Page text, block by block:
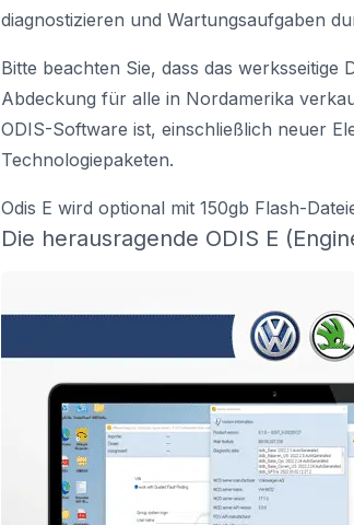
diagnostizieren und Wartungsaufgaben
Bitte beachten Sie, dass das werksseitige
Abdeckung für alle in Nordamerika
ODIS-Software ist, einschließlich neuer
Technologiepaketen.
Odis E wird optional mit 150gb Flash-
Die herausragende ODIS E